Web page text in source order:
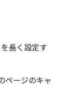
長く設定す
ページのキャ